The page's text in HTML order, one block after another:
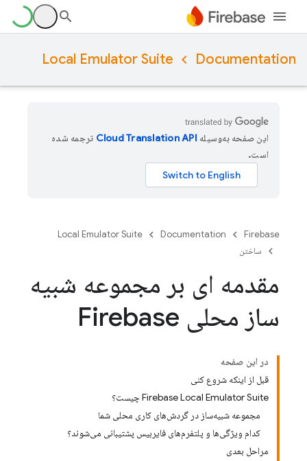
Documentation
Local Emulator Suite
این صفحه به‌وسیله
ترجمه شده
است.
Firebase
Documentation
Local Emulator Suite
ساختن
مقدمه ای بر مجموعه شبیه
ساز محلی Firebase
در این صفحه
قبل از اینکه شروع کنی
Firebase Local Emulator Suite چیست؟
مجموعه شبیه‌ساز در گردش‌های کاری محلی شما
کدام ویژگی‌ها و پلتفرم‌های فایربیس پشتیبانی می‌شوند؟
مراحل بعدی